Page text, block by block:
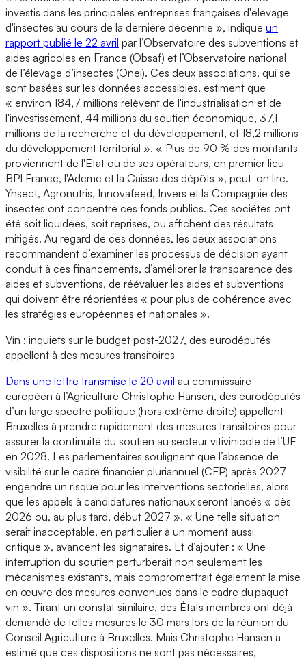
investis dans les principales entreprises françaises d'élevage
d'insectes au cours de la dernière décennie », indique un
rapport publié le 22 avril par l’Observatoire des subventions et
aides agricoles en France (Obsaf) et l’Observatoire national
de l’élevage d’insectes (Onei). Ces deux associations, qui se
sont basées sur les données accessibles, estiment que
« environ 184,7 millions relèvent de l'industrialisation et de
l'investissement, 44 millions du soutien économique, 37,1
millions de la recherche et du développement, et 18,2 millions
du développement territorial ». « Plus de 90 % des montants
proviennent de l'Etat ou de ses opérateurs, en premier lieu
BPI France, l'Ademe et la Caisse des dépôts », peut-on lire.
Ynsect, Agronutris, Innovafeed, Invers et la Compagnie des
insectes ont concentré ces fonds publics. Ces sociétés ont
été soit liquidées, soit reprises, ou affichent des résultats
mitigés. Au regard de ces données, les deux associations
recommandent d’examiner les processus de décision ayant
conduit à ces financements, d’améliorer la transparence des
aides et subventions, de réévaluer les aides et subventions
qui doivent être réorientées « pour plus de cohérence avec
les stratégies européennes et nationales ».
Vin : inquiets sur le budget post-2027, des eurodéputés
appellent à des mesures transitoires
Dans une lettre transmise le 20 avril au commissaire
européen à l’Agriculture Christophe Hansen, des eurodéputés
d’un large spectre politique (hors extrême droite) appellent
Bruxelles à prendre rapidement des mesures transitoires pour
assurer la continuité du soutien au secteur vitivinicole de l’UE
en 2028. Les parlementaires soulignent que l’absence de
visibilité sur le cadre financier pluriannuel (CFP) après 2027
engendre un risque pour les interventions sectorielles, alors
que les appels à candidatures nationaux seront lancés « dès
2026 ou, au plus tard, début 2027 ». « Une telle situation
serait inacceptable, en particulier à un moment aussi
critique », avancent les signataires. Et d’ajouter : « Une
interruption du soutien perturberait non seulement les
mécanismes existants, mais compromettrait également la mise
en œuvre des mesures convenues dans le cadre du paquet
vin ». Tirant un constat similaire, des États membres ont déjà
demandé de telles mesures le 30 mars lors de la réunion du
Conseil Agriculture à Bruxelles. Mais Christophe Hansen a
estimé que ces dispositions ne sont pas nécessaires,